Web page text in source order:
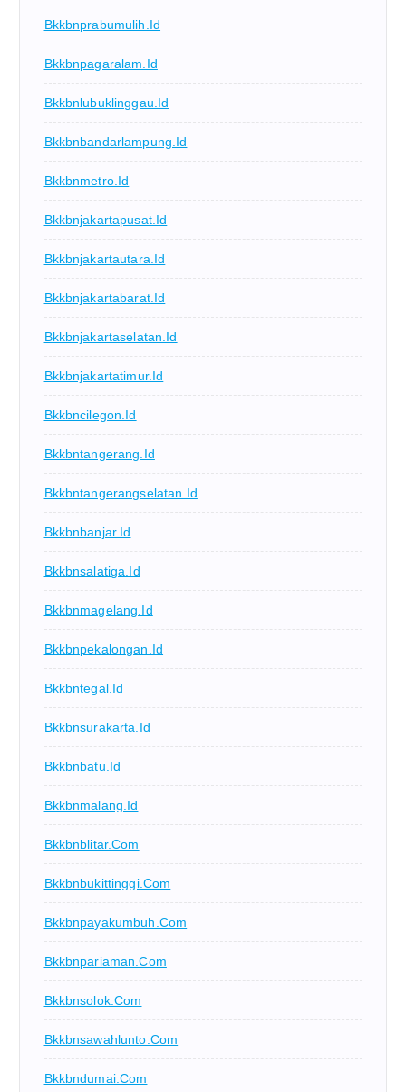
Bkkbnprabumulih.id
Bkkbnpagaralam.id
Bkkbnlubuklinggau.id
Bkkbnbandarlampung.id
Bkkbnmetro.id
Bkkbnjakartapusat.id
Bkkbnjakartautara.id
Bkkbnjakartabarat.id
Bkkbnjakartaselatan.id
Bkkbnjakartatimur.id
Bkkbncilegon.id
Bkkbntangerang.id
Bkkbntangerangselatan.id
Bkkbnbanjar.id
Bkkbnsalatiga.id
Bkkbnmagelang.id
Bkkbnpekalongan.id
Bkkbntegal.id
Bkkbnsurakarta.id
Bkkbnbatu.id
Bkkbnmalang.id
Bkkbnblitar.com
Bkkbnbukittinggi.com
Bkkbnpayakumbuh.com
Bkkbnpariaman.com
Bkkbnsolok.com
Bkkbnsawahlunto.com
Bkkbndumai.com